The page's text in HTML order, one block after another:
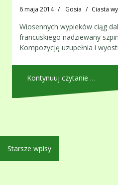
6 maja 2014 Gosia Ciasta
Wiosennych wypieków ciąg
francuskiego nadziewany
Kompozycję uzupełnia i
Kontynuuj czytanie …
Nawigacja
po
Starsze wpisy